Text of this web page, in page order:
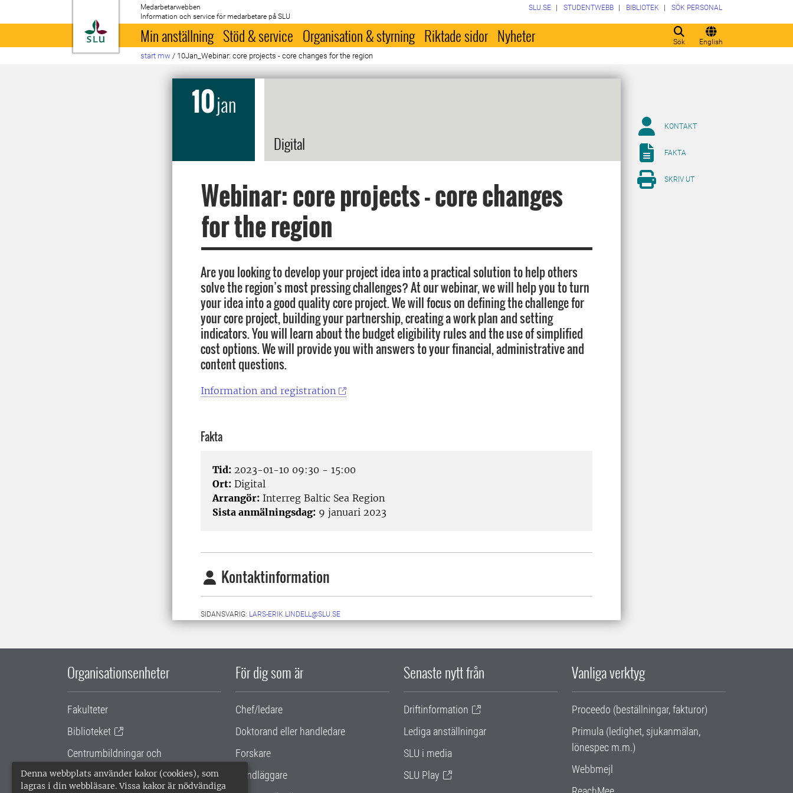
Denna webbplats använder kakor (cookies), som
lagras i din webbläsare. Vissa kakor är nödvändiga
Till startsida
Medarbetarwebben
Information och service för medarbetare på SLU
Sök English
SLU.SE STUDENTWEBB BIBLIOTEK SÖK PERSONAL
Min anställning Stöd & service Organisation & styrning Riktade sidor Nyheter
start mw / 10Jan_Webinar: core projects - core changes for the region
10jan
Digital
Webinar: core projects - core changes
for the region
Are you looking to develop your project idea into a practical solution to help others
solve the region’s most pressing challenges? At our webinar, we will help you to turn
your idea into a good quality core project. We will focus on defining the challenge for
your core project, building your partnership, creating a work plan and setting
indicators. You will learn about the budget eligibility rules and the use of simplified
cost options. We will provide you with answers to your financial, administrative and
content questions.
Information and registration
Fakta
Tid: 2023-01-10 09:30 - 15:00
Ort: Digital
Arrangör: Interreg Baltic Sea Region
Sista anmälningsdag: 9 januari 2023
Kontaktinformation
SIDANSVARIG: LARS-ERIK.LINDELL@SLU.SE
KONTAKT
FAKTA
SKRIV UT
Organisationsenheter
Fakulteter
Biblioteket
Centrumbildningar och
samarbetsprojekt
För dig som är
Chef/ledare
Doktorand eller handledare
Forskare
Handläggare
Senaste nytt från
Driftinformation
Lediga anställningar
SLU i media
SLU Play
Vanliga verktyg
Proceedo (beställningar, fakturor)
Primula (ledighet, sjukanmälan,
lönespec m.m.)
Webbmejl